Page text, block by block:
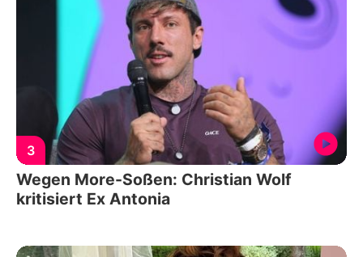
3
Wegen More-Soßen: Christian Wolf
kritisiert Ex Antonia